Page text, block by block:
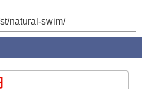
いて】
万円
万円
natural-swim/